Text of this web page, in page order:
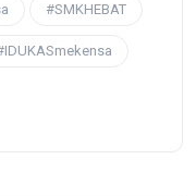
#SMKHEBAT